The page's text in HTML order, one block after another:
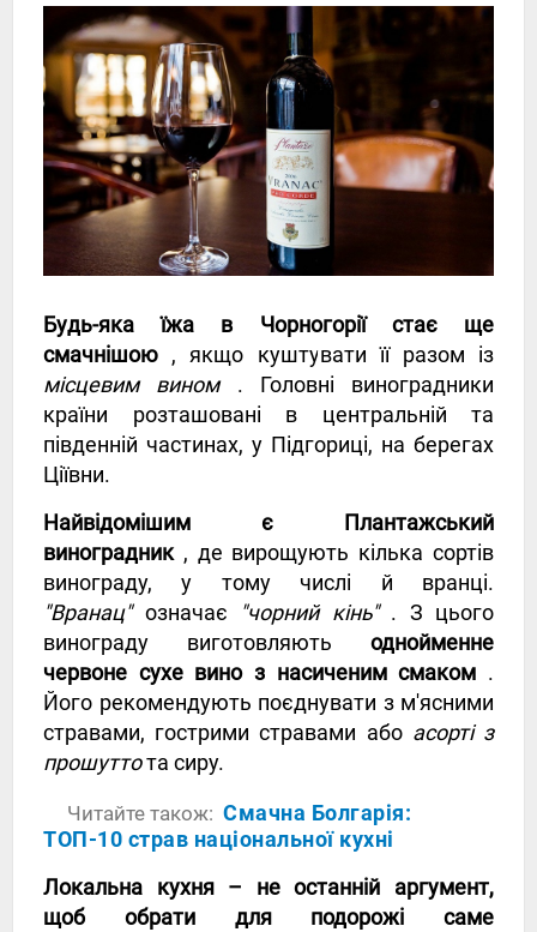
Будь-яка їжа в Чорногорії стає ще
смачнішою , якщо куштувати її разом із
місцевим вином. Головні виноградники
країни розташовані в центральній та
південній частинах, у Підгориці, на берегах
Ціївни.
Найвідомішим є Плантажський
виноградник, де вирощують кілька сортів
винограду, у тому числі й вранці.
"Вранац"означає "чорний кінь". З цього
винограду виготовляють однойменне
червоне сухе вино з насиченим смаком .
Його рекомендують поєднувати з м'ясними
стравами, гострими стравами або асорті з
прошуттота сиру.
Читайте також: Смачна Болгарія:
ТОП-10 страв національної кухні
Локальна кухня – не останній аргумент,
щоб обрати для подорожі саме